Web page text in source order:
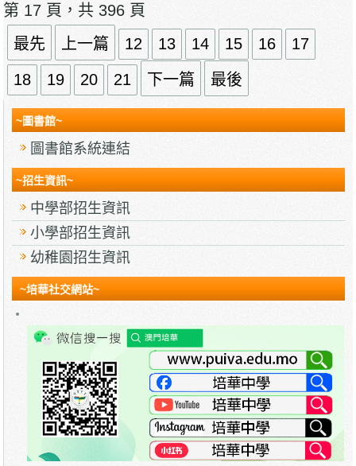
第 17 頁，共 396 頁
最先
上一篇 12 13 14 15 16 17
18 19 20 21 下一篇 最後
~圖書館~
圖書館系統連結
~招生資訊~
中學部招生資訊
小學部招生資訊
幼稚園招生資訊
~培華社交網站~